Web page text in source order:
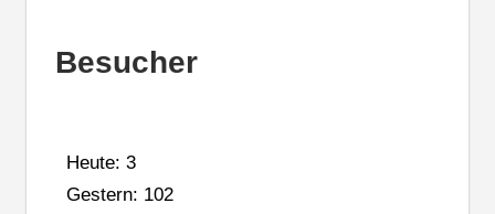
Besucher
Heute: 3
Gestern: 102